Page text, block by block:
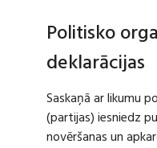
Politisko
deklarācijas
Saskaņā ar likumu
(partijas) iesniedz
novēršanas un